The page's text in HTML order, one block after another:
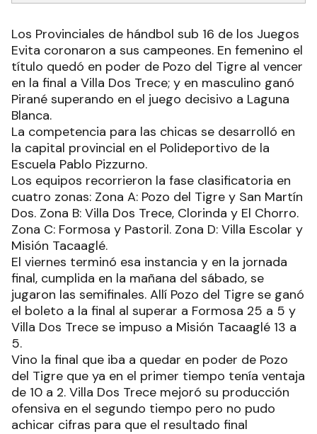
Los Provinciales de hándbol sub 16 de los Juegos
Evita coronaron a sus campeones. En femenino el
título quedó en poder de Pozo del Tigre al vencer
en la final a Villa Dos Trece; y en masculino ganó
Pirané superando en el juego decisivo a Laguna
Blanca.
La competencia para las chicas se desarrolló en
la capital provincial en el Polideportivo de la
Escuela Pablo Pizzurno.
Los equipos recorrieron la fase clasificatoria en
cuatro zonas: Zona A: Pozo del Tigre y San Martín
Dos. Zona B: Villa Dos Trece, Clorinda y El Chorro.
Zona C: Formosa y Pastoril. Zona D: Villa Escolar y
Misión Tacaaglé.
El viernes terminó esa instancia y en la jornada
final, cumplida en la mañana del sábado, se
jugaron las semifinales. Allí Pozo del Tigre se ganó
el boleto a la final al superar a Formosa 25 a 5 y
Villa Dos Trece se impuso a Misión Tacaaglé 13 a
5.
Vino la final que iba a quedar en poder de Pozo
del Tigre que ya en el primer tiempo tenía ventaja
de 10 a 2. Villa Dos Trece mejoró su producción
ofensiva en el segundo tiempo pero no pudo
achicar cifras para que el resultado final